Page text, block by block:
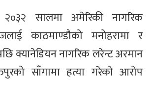
सालमा अमेरिकी नागरिक
काठमाण्डौको मनोहरामा र
क्यानेडियन नागरिक लरेन्ट अरमान
साँगामा हत्या गरेको आरोप